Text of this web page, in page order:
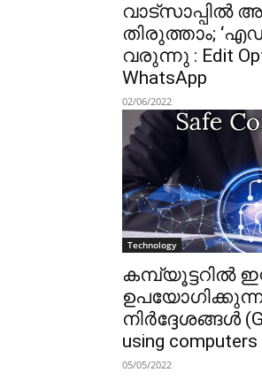
വാട്‌സാപ്പിൽ
തിരുത്താം;
വരുന്നു : Edit
WhatsApp
02/06/2022
Technology
കമ്പ്യൂട്ടറിൽ
നിർദ്ദേശങ്ങൾ
using
05/05/2022